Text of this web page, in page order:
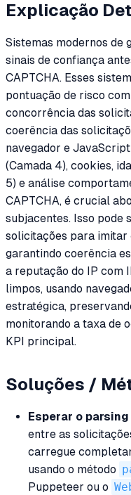
Explicação
Sistemas modernos de
sinais de confiança
CAPTCHA. Esses
pontuação de risco
concorrência das
coerência das
navegador e
(Camada 4), cookies,
5) e análise
CAPTCHA, é crucial
subjacentes. Isso pode
solicitações para imitar
garantindo coerência
a reputação do IP com
limpos, usando
estratégica,
monitorando a taxa de
KPI principal.
Soluções /
Esperar o parsing
entre as
carregue
usando o método
Puppeteer ou o